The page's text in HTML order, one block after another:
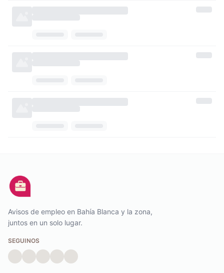
Avisos de empleo en Bahía Blanca y la zona,
juntos en un solo lugar.
SEGUINOS